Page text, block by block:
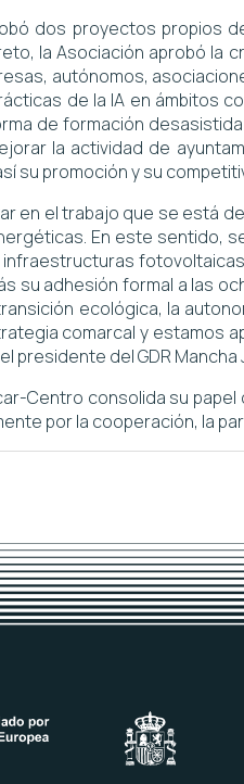
dos proyectos propios
la Asociación aprobó la
autónomos,
de la IA en ámbitos
de formación
la actividad de
su promoción y su
en el trabajo que se está
En este sentido,
su adhesión formal a las
ecológica, la
comarcal y estamos
presidente del GDR
Centro consolida su
por la cooperación, la